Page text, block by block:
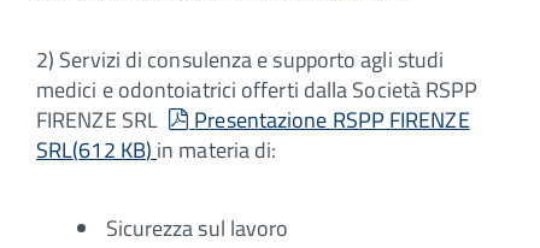
2) Servizi di consulenza e supporto agli studi
medici e odontoiatrici offerti dalla Società RSPP
FIRENZE SRL
pdf
Presentazione RSPP FIRENZE
SRL(612 KB) in materia di:
Sicurezza sul lavoro